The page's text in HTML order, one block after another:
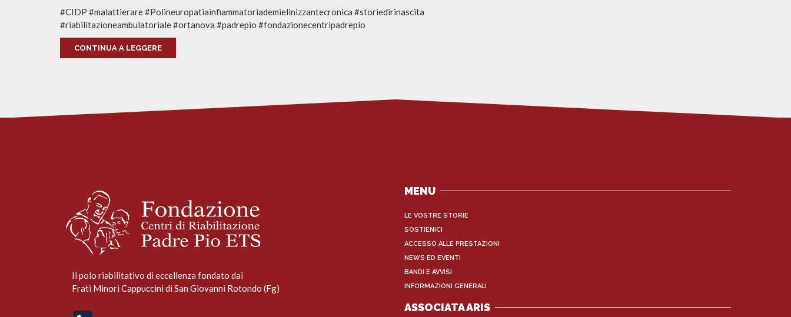
#CIDP #malattierare #Polineuropatiainfiammatoriademielinizzantecronica #storiedirinascita
#riabilitazioneambulatoriale #ortanova #padrepio #fondazionecentripadrepio
CONTINUA A LEGGERE
Il polo riabilitativo di eccellenza fondato dai
Frati Minori Cappuccini di San Giovanni Rotondo (Fg)
MENU
LE VOSTRE STORIE
SOSTIENICI
ACCESSO ALLE PRESTAZIONI
NEWS ED EVENTI
BANDI E AVVISI
INFORMAZIONI GENERALI
ASSOCIATA ARIS